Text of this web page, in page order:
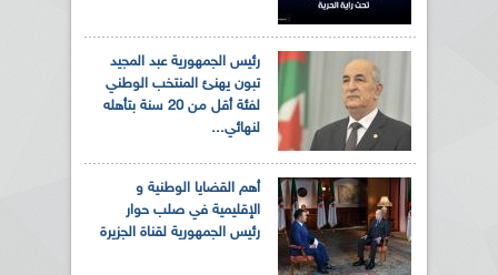
رئيس الجمهورية عبد المجيد
تبون يهنئ المنتخب الوطني
لفئة أقل من 20 سنة بتأهله
لنهائي...
أهم القضايا الوطنية و
الإقليمية في صلب حوار
رئيس الجمهورية لقناة الجزيرة